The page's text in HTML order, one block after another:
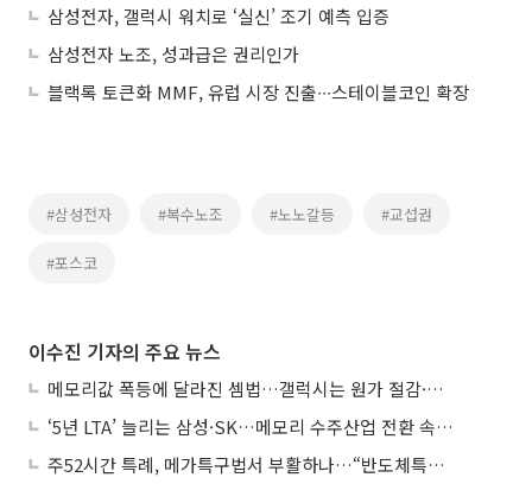
삼성전자, 갤럭시 워치로 ‘실신’ 조기 예측 입증
삼성전자 노조, 성과급은 권리인가
블랙록 토큰화 MMF, 유럽 시장 진출∙∙∙스테이블코인 확장
#삼성전자 #복수노조 #노노갈등 #교섭권
#포스코
이수진 기자의 주요 뉴스
메모리값 폭등에 달라진 셈법…갤럭시는 원가 절감·아이폰은 서비스 확대
‘5년 LTA’ 늘리는 삼성·SK…메모리 수주산업 전환 속 다른 셈법
주52시간 특례, 메가특구법서 부활하나…“반도체특별법 담겨야”